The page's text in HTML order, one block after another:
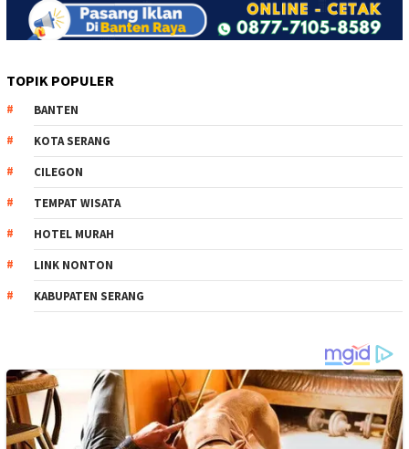
TOPIK POPULER
BANTEN
KOTA SERANG
CILEGON
TEMPAT WISATA
HOTEL MURAH
LINK NONTON
KABUPATEN SERANG